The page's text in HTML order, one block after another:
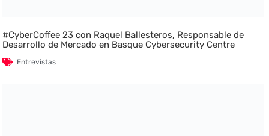
#CyberCoffee 23 con Raquel Ballesteros, Responsable de
Desarrollo de Mercado en Basque Cybersecurity Centre
Entrevistas